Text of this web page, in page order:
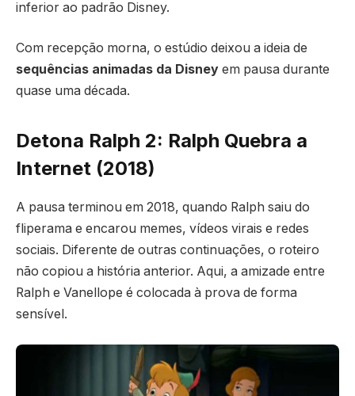
inferior ao padrão Disney.
Com recepção morna, o estúdio deixou a ideia de
sequências animadas da Disney em pausa durante
quase uma década.
Detona Ralph 2: Ralph Quebra a
Internet (2018)
A pausa terminou em 2018, quando Ralph saiu do
fliperama e encarou memes, vídeos virais e redes
sociais. Diferente de outras continuações, o roteiro
não copiou a história anterior. Aqui, a amizade entre
Ralph e Vanellope é colocada à prova de forma
sensível.